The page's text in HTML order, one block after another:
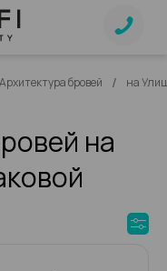
Архитектура бровей / на
на